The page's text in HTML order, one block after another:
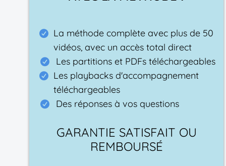
La méthode complète avec plus de 50
vidéos, avec un accès total direct
Les partitions et PDFs téléchargeables
Les playbacks d'accompagnement
téléchargeables
Des réponses à vos questions
GARANTIE SATISFAIT OU
REMBOURSÉ